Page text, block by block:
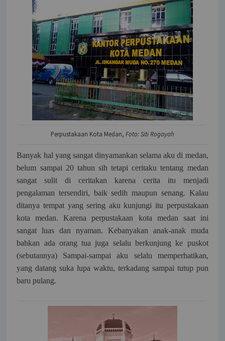
Perpustakaan Kota Medan, Foto: Siti Rogayah
Banyak hal yang sangat dinyamankan selama aku di medan,
belum sampai 20 tahun sih tetapi ceritaku tentang medan
sangat sulit di ceritakan karena cerita itu menjadi
pengalaman tersendiri, baik sedih maupun senang. Kalau
ditanya tempat yang sering aku kunjungi itu perpustakaan
kota medan. Karena perpustakaan kota medan saat ini
sangat luas dan nyaman. Kebanyakan anak-anak muda
bahkan ada orang tua juga selalu berkunjung ke puskot
(sebutannya) Sampai-sampai aku selalu memperhatikan,
yang datang suka lupa waktu, terkadang sampai tutup pun
baru pulang.